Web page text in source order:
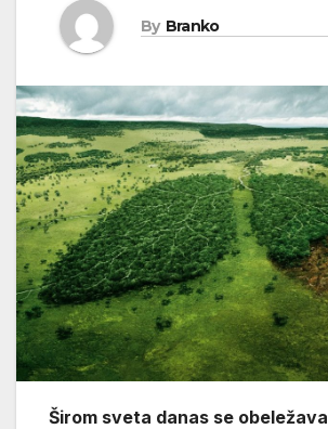
By Branko
Širom sveta danas se obeležava